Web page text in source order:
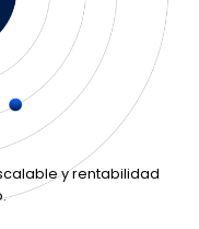
y rentabilidad